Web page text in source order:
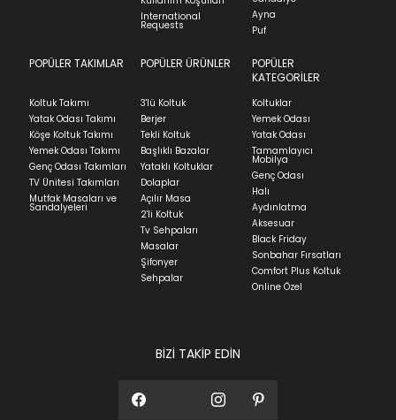
indication of where stock might be available but
we can't guarantee it'll be there for long.
İade ve Değişim bölümünü ziyaret ediniz.
Teslimat
Ev tekstili siparişlerinizin kargoya verilme süresi
ortalama 5-24 iş günüdür.
Yatak siparişlerinizin teslim süresi yaşadığınız şehre
ve ürünün stok durumuna göre ortalama 5-24 iş
günüdür.
Panel ve Döşeme grubu ürün siparişlerinizin teslim
süresi yaşadığınız şehre ve ürünün stok durumuna
göre ortalama 30-45 iş günüdür.
Siparişlerim bölümünden sürecinizi takip edebilirsiniz.
Sıkça Sorulan Sorularbölümünü ziyaret
International
Requests
Ayna
Puf
POPÜLER TAKIMLAR
Koltuk Takımı
Yatak Odası Takımı
Köşe Koltuk Takımı
Yemek Odası Takımı
Genç Odası Takımları
TV Ünitesi Takımları
Mutfak Masaları ve
Sandalyeleri
POPÜLER ÜRÜNLER
3'lü Koltuk
Berjer
Tekli Koltuk
Başlıklı Bazalar
Yataklı Koltuklar
Dolaplar
Açılır Masa
2'li Koltuk
Tv Sehpaları
Masalar
Şifonyer
Sehpalar
POPÜLER
KATEGORİLER
Koltuklar
Yemek Odası
Yatak Odası
Tamamlayıcı
Mobilya
Genç Odası
Halı
Aydınlatma
Aksesuar
Black Friday
Sonbahar Fırsatları
Comfort Plus Koltuk
Online Özel
BİZİ TAKİP EDİN